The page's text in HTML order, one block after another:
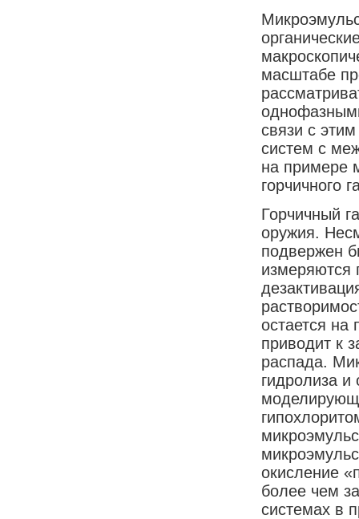
масштабе
связи с
систем с
на примере
горчичного
Горчичный
оружия.
подвержен
измеряются
остается на
приводит к
распада.
гидролиза и
окисление
более чем
системах в